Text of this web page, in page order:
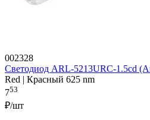
002328
Светодиод ARL-5213URC-1.5cd
Red | Красный 625 nm
753
₽/шт